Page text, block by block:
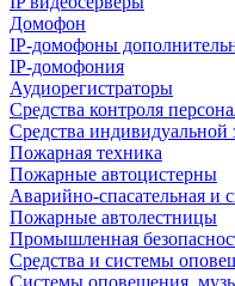
Домофон
IP-домофоны
IP-домофония
Аудиорегистраторы
Средства контроля
Средства
Пожарная техника
Пожарные автоцистерны
Аварийно-спасательная и
Пожарные автолестницы
Промышленная
Средства и системы
Системы оповещения,